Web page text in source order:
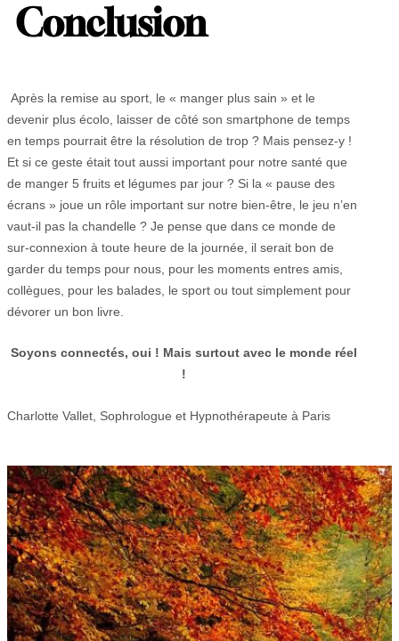
Conclusion
Après la remise au sport, le « manger plus sain » et le
devenir plus écolo, laisser de côté son smartphone de temps
en temps pourrait être la résolution de trop ? Mais pensez-y !
Et si ce geste était tout aussi important pour notre santé que
de manger 5 fruits et légumes par jour ? Si la « pause des
écrans » joue un rôle important sur notre bien-être, le jeu n’en
vaut-il pas la chandelle ? Je pense que dans ce monde de
sur-connexion à toute heure de la journée, il serait bon de
garder du temps pour nous, pour les moments entres amis,
collègues, pour les balades, le sport ou tout simplement pour
dévorer un bon livre.
Soyons connectés, oui ! Mais surtout avec le monde réel
!
Charlotte Vallet, Sophrologue et Hypnothérapeute à Paris